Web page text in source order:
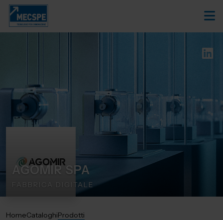
AGOMIR SPA
FABBRICA DIGITALE
HomeCataloghiProdotti